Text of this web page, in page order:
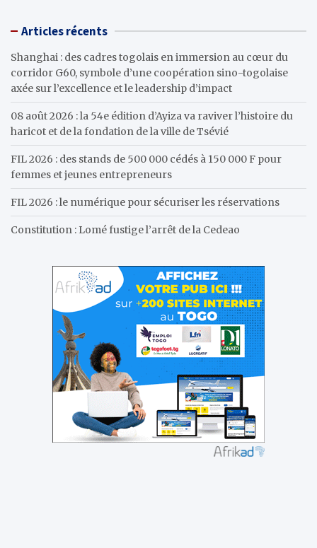
c Articles récents
Shanghai : des cadres togolais en immersion au cœur du
corridor G60, symbole d’une coopération sino-togolaise
axée sur l’excellence et le leadership d’impact
08 août 2026 : la 54e édition d’Ayiza va raviver l’histoire du
haricot et de la fondation de la ville de Tsévié
FIL 2026 : des stands de 500 000 cédés à 150 000 F pour
femmes et jeunes entrepreneurs
FIL 2026 : le numérique pour sécuriser les réservations
Constitution : Lomé fustige l’arrêt de la Cedeao